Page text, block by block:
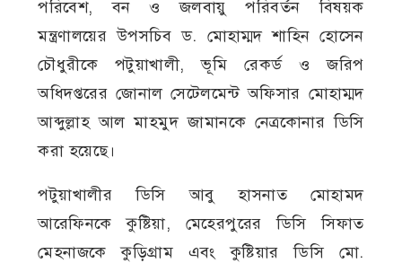
পরিবেশ, বন ও জলবায়ু পরিবর্তন বিষয়ক
মন্ত্রণালয়ের উপসচিব ড. মোহাম্মদ শাহিন হোসেন
চৌধুরীকে পটুয়াখালী, ভূমি রেকর্ড ও জরিপ
অধিদপ্তরের জোনাল সেটেলমেন্ট অফিসার মোহাম্মদ
আব্দুল্লাহ আল মাহমুদ জামানকে নেত্রকোনার ডিসি
করা হয়েছে।
পটুয়াখালীর ডিসি আবু হাসনাত মোহামদ
আরেফিনকে কুষ্টিয়া, মেহেরপুরের ডিসি সিফাত
মেহনাজকে কুড়িগ্রাম এবং কুষ্টিয়ার ডিসি মো.